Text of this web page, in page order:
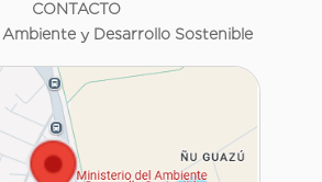
CONTACTO
y Desarrollo Sostenible